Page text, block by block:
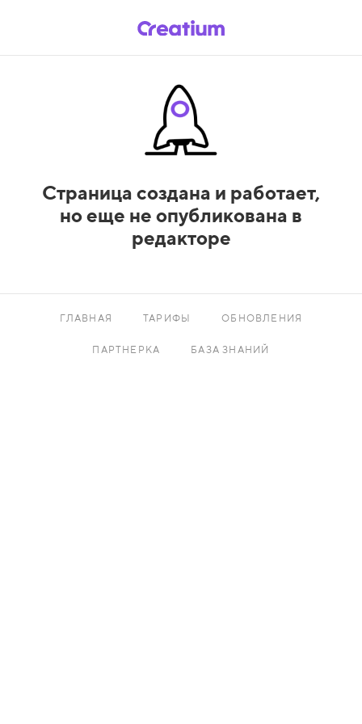
Страница создана и работает,
но еще не опубликована в
редакторе
ГЛАВНАЯ ТАРИФЫ ОБНОВЛЕНИЯ
ПАРТНЕРКА БАЗА ЗНАНИЙ